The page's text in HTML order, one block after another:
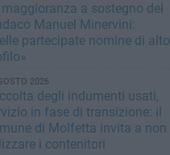
a sostegno del
Manuel Minervini:
partecipate nomine di alto
2026
degli indumenti usati,
in fase di transizione: il
di Molfetta invita a non
i contenitori